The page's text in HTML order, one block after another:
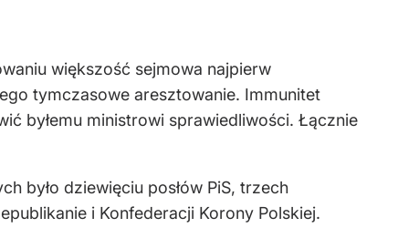
większość sejmowa najpierw
tymczasowe aresztowanie. Immunitet
byłemu ministrowi sprawiedliwości. Łącznie
było dziewięciu posłów PiS, trzech
i Konfederacji Korony Polskiej.